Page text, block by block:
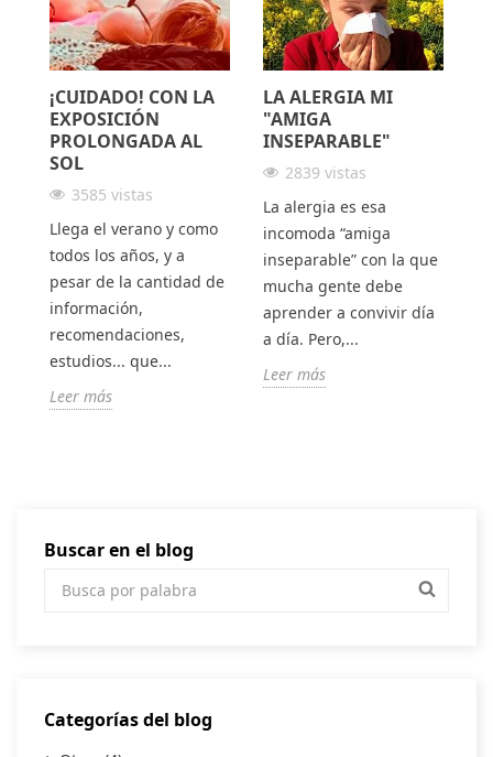
¡CUIDADO! CON LA
EXPOSICIÓN
PROLONGADA AL
SOL
3585 vistas
Llega el verano y como
todos los años, y a
pesar de la cantidad de
información,
recomendaciones,
estudios... que...
Leer más
LA ALERGIA MI
"AMIGA
INSEPARABLE"
2839 vistas
La alergia es esa
incomoda “amiga
inseparable” con la que
mucha gente debe
aprender a convivir día
a día. Pero,...
Leer más
Buscar en el blog
Categorías del blog